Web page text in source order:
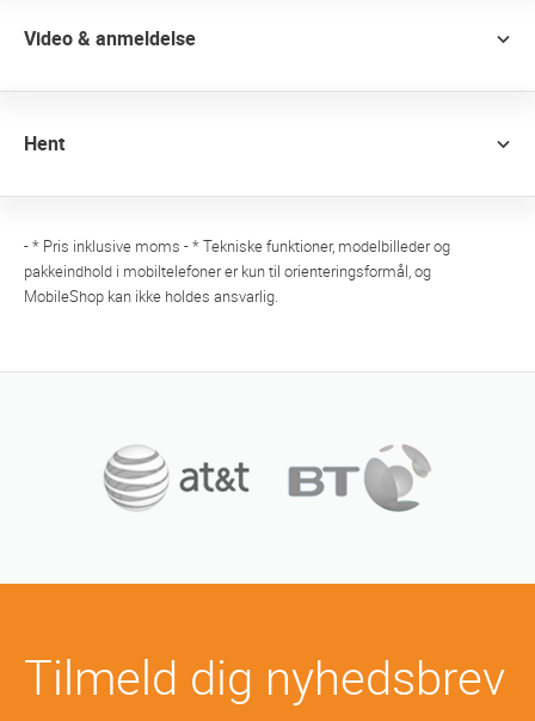
Video & anmeldelse
Hent
- * Pris inklusive moms - * Tekniske funktioner, modelbilleder og
pakkeindhold i mobiltelefoner er kun til orienteringsformål, og
MobileShop kan ikke holdes ansvarlig.
Tilmeld dig nyhedsbrev